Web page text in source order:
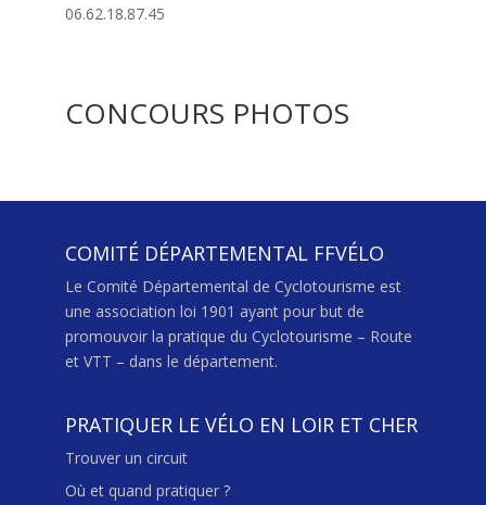
06.62.18.87.45
CONCOURS PHOTOS
COMITÉ DÉPARTEMENTAL FFVÉLO
Le Comité Départemental de Cyclotourisme est
une association loi 1901 ayant pour but de
promouvoir la pratique du Cyclotourisme – Route
et VTT – dans le département.
PRATIQUER LE VÉLO EN LOIR ET CHER
Trouver un circuit
Où et quand pratiquer ?